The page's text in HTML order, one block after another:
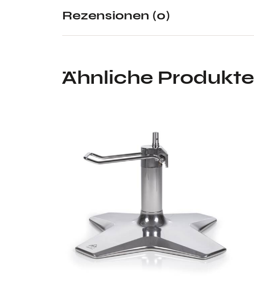
Rezensionen (0)
Ähnliche Produkte